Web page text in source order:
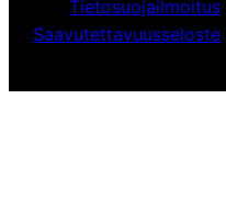
Tietosuojailmoitus
Saavutettavuusseloste